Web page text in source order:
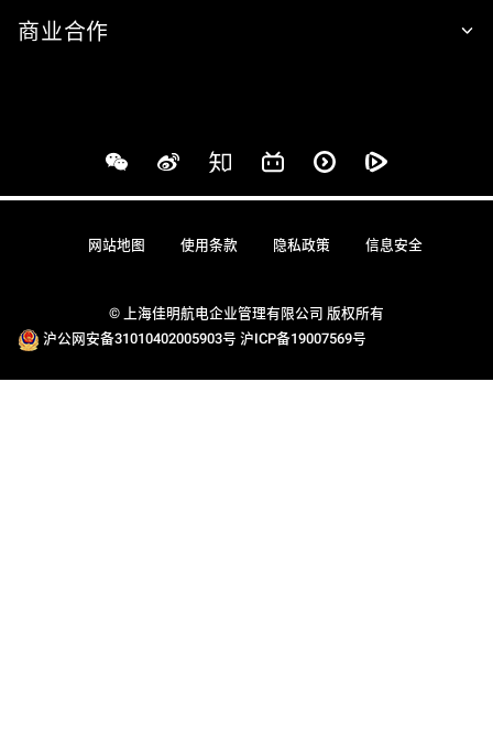
商业合作
© 上海佳明航电企业管理有限公司 版权所有
沪公网安备31010402005903号 沪ICP备19007569号
网站地图 使用条款 隐私政策 信息安全